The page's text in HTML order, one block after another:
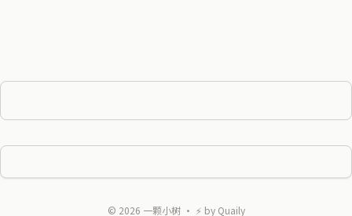
© 2026 一颗小树・ ⚡ by Quaily